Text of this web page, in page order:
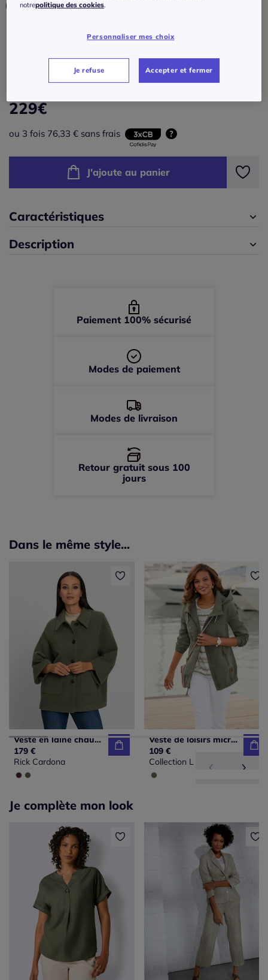
Veuillez sélectionner une taille
En stock
46 -En stock
48 - En stock
Guide des tailles
229€
ou 3 fois 76,33 € sans frais ?
J'ajoute au panier
Caractéristiques
Description
Paiement 100% sécurisé
Modes de paiement
Modes de livraison
Retour gratuit sous 100
jours
Dans le même style...
Veste en laine chaude col à revers manches larges
179 €
Rick Cardona
Veste de loisirs microfibre avec capuche et poches
109 €
Collection L
Je complète mon look
notrepolitique des cookies.
Personnaliser mes choix
Je refuse Accepter et fermer